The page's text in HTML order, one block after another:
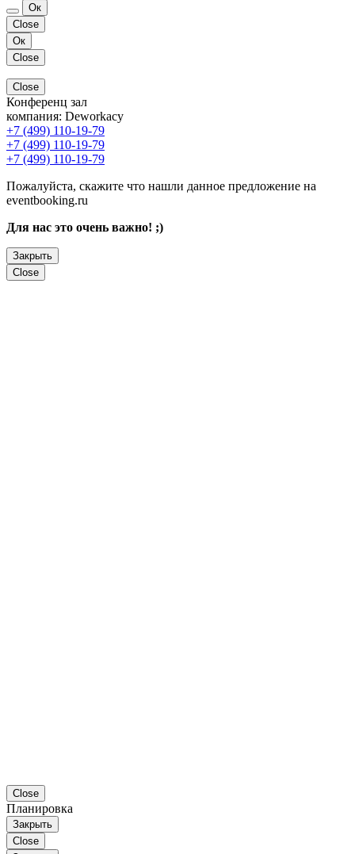
Ок
Close
Ок
Close
Close
Конференц зал
компания: Deworkacy
+7 (499) 110-19-79
+7 (499) 110-19-79
+7 (499) 110-19-79
Пожалуйста, скажите что нашли данное предложение на
eventbooking.ru
Для нас это очень важно! ;)
Закрыть
Close
Close
Планировка
Закрыть
Close